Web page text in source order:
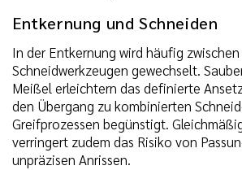
Entkernung und Schneiden
In der Entkernung wird häufig
Schneidwerkzeugen gewechselt.
Meißel erleichtern das definierte
den Übergang zu kombinierten
Greifprozessen begünstigt.
verringert zudem das Risiko von
unpräzisen Anrissen.